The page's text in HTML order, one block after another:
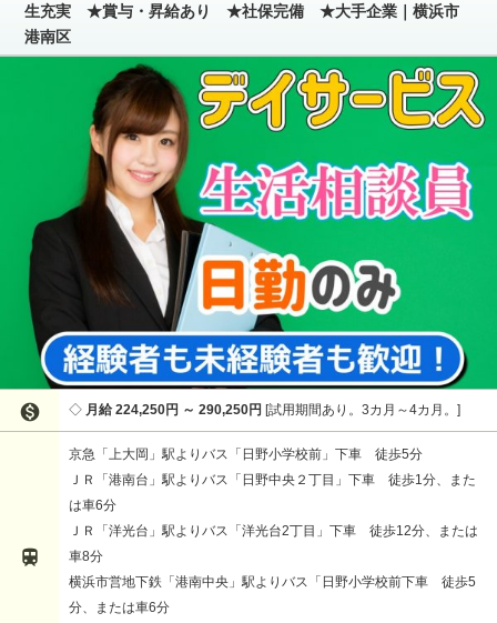
生充実 ★賞与・昇給あり ★社保完備 ★大手企業｜横浜市
港南区
 月給 224,250円 ～ 290,250円 試用期間あり。3カ月～4カ月。

京急「上大岡」駅よりバス「日野小学校前」下車 徒歩5分
ＪＲ「港南台」駅よりバス「日野中央２丁目」下車 徒歩1分、また
は車6分
ＪＲ「洋光台」駅よりバス「洋光台2丁目」下車 徒歩12分、または
車8分
横浜市営地下鉄「港南中央」駅よりバス「日野小学校前下車 徒歩5
分、または車6分